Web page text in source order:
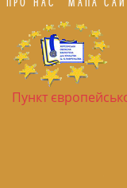
Пункт